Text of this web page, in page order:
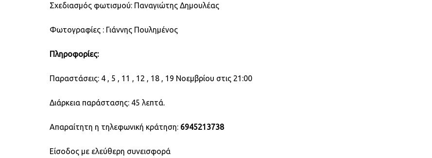
Σχεδιασμός φωτισμού: Παναγιώτης Δημουλέας
Φωτογραφίες : Γιάννης Πουλημένος
Πληροφορίες:
Παραστάσεις: 4 , 5 , 11 , 12 , 18 , 19 Νοεμβρίου στις 21:00
Διάρκεια παράστασης: 45 λεπτά.
Απαραίτητη η τηλεφωνική κράτηση: 6945213738
Είσοδος με ελεύθερη συνεισφορά